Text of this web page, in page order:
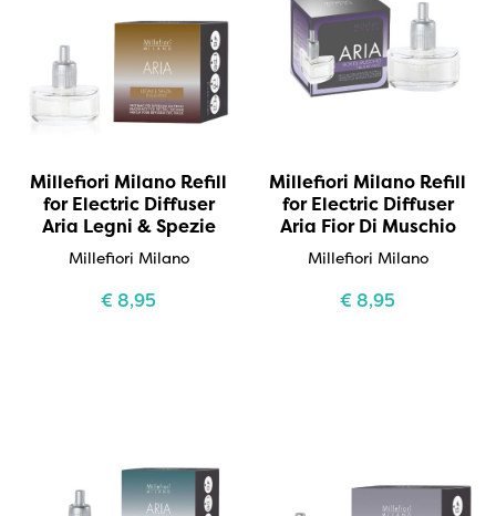
Millefiori Milano Refill
for Electric Diffuser
Aria Legni & Spezie
Millefiori Milano
€8,95
Millefiori Milano Refill
for Electric Diffuser
Aria Fior Di Muschio
Millefiori Milano
€8,95